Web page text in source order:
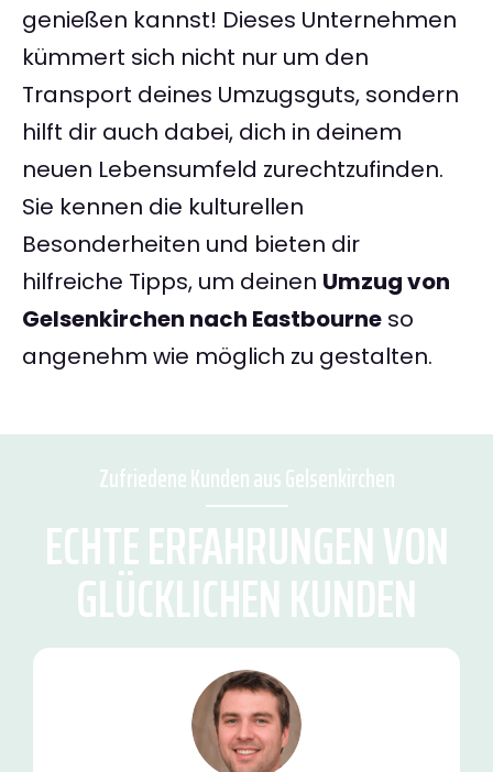
genießen kannst! Dieses Unternehmen
kümmert sich nicht nur um den
Transport deines Umzugsguts, sondern
hilft dir auch dabei, dich in deinem
neuen Lebensumfeld zurechtzufinden.
Sie kennen die kulturellen
Besonderheiten und bieten dir
hilfreiche Tipps, um deinen Umzug von
Gelsenkirchen nach Eastbourne so
angenehm wie möglich zu gestalten.
Zufriedene Kunden aus Gelsenkirchen
ECHTE ERFAHRUNGEN VON
GLÜCKLICHEN KUNDEN